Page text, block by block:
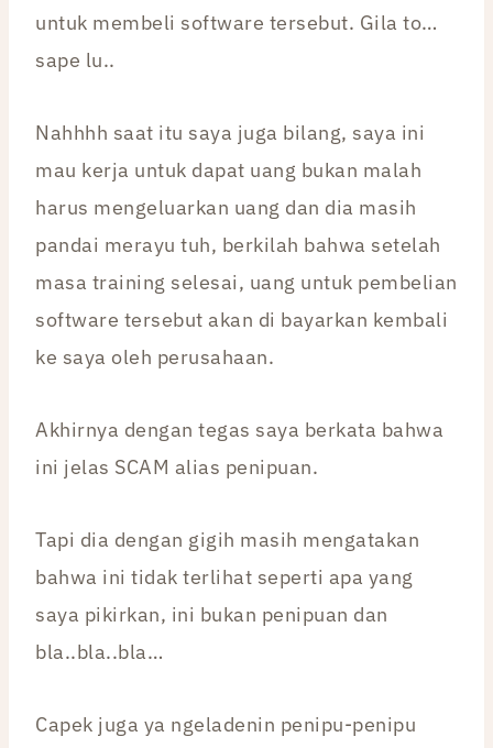
untuk membeli software tersebut. Gila to…
sape lu..
Nahhhh saat itu saya juga bilang, saya ini
mau kerja untuk dapat uang bukan malah
harus mengeluarkan uang dan dia masih
pandai merayu tuh, berkilah bahwa setelah
masa training selesai, uang untuk pembelian
software tersebut akan di bayarkan kembali
ke saya oleh perusahaan.
Akhirnya dengan tegas saya berkata bahwa
ini jelas SCAM alias penipuan.
Tapi dia dengan gigih masih mengatakan
bahwa ini tidak terlihat seperti apa yang
saya pikirkan, ini bukan penipuan dan
bla..bla..bla…
Capek juga ya ngeladenin penipu-penipu